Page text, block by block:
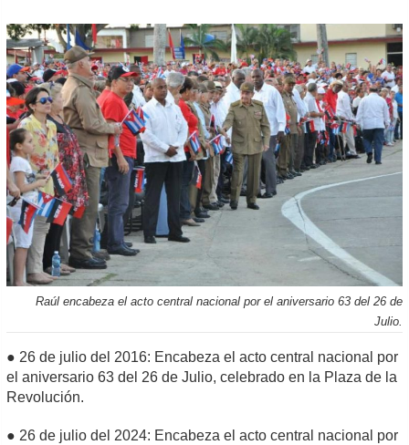
Raúl encabeza el acto central nacional por el aniversario 63 del 26 de
Julio.
● 26 de julio del 2016: Encabeza el acto central nacional por
el aniversario 63 del 26 de Julio, celebrado en la Plaza de la
Revolución.
● 26 de julio del 2024: Encabeza el acto central nacional por